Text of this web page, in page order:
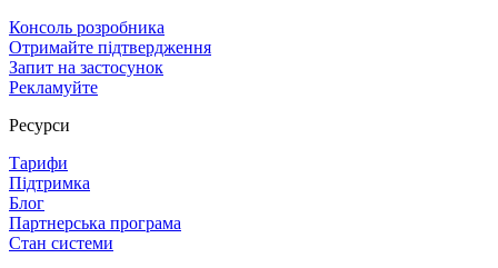
Консоль розробника
Отримайте підтвердження
Запит на застосунок
Рекламуйте
Ресурси
Тарифи
Підтримка
Блог
Партнерська програма
Стан системи